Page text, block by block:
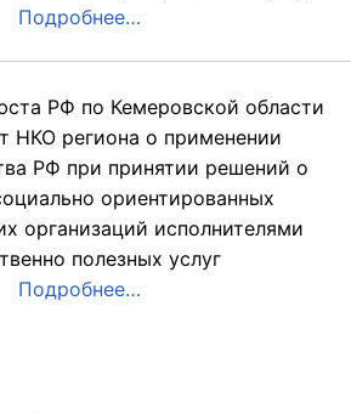
Подробнее…
РФ по Кемеровской области
НКО региона о применении
РФ при принятии решений о
ориентированных
организаций исполнителями
полезных услуг
Подробнее…